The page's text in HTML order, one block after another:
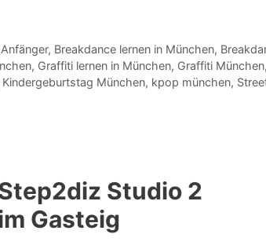
, Breakdance lernen in München,
, Graffiti lernen in München, Graffiti München,
Kindergeburtstag München, kpop münchen,
Studio 2
Gasteig